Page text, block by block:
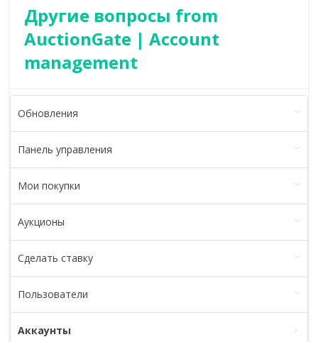
Другие вопросы from
AuctionGate | Account
management
Обновления
Панель управления
Мои покупки
Аукционы
Сделать ставку
Пользователи
Аккаунты